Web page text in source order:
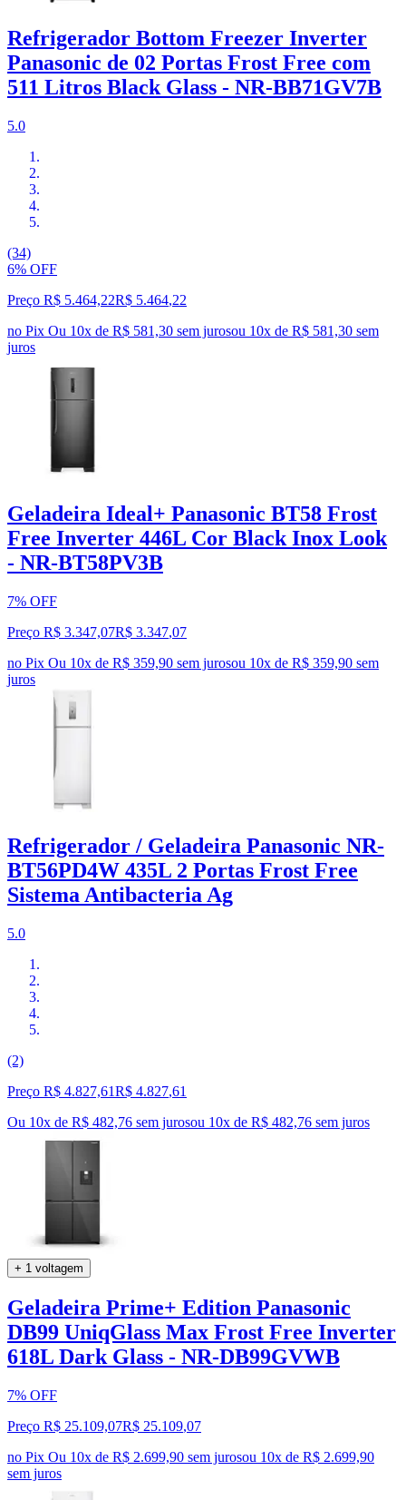
Refrigerador Bottom Freezer Inverter
Panasonic de 02 Portas Frost Free com
511 Litros Black Glass - NR-BB71GV7B
5.0
(34)
6% OFF
Preço R$ 5.464,22R$ 5.464,22
no Pix Ou 10x de R$ 581,30 sem jurosou 10x de R$ 581,30 sem
juros
Geladeira Ideal+ Panasonic BT58 Frost
Free Inverter 446L Cor Black Inox Look
- NR-BT58PV3B
7% OFF
Preço R$ 3.347,07R$ 3.347,07
no Pix Ou 10x de R$ 359,90 sem jurosou 10x de R$ 359,90 sem
juros
Refrigerador / Geladeira Panasonic NR-
BT56PD4W 435L 2 Portas Frost Free
Sistema Antibacteria Ag
5.0
(2)
Preço R$ 4.827,61R$ 4.827,61
Ou 10x de R$ 482,76 sem jurosou 10x de R$ 482,76 sem juros
+ 1 voltagem
Geladeira Prime+ Edition Panasonic
DB99 UniqGlass Max Frost Free Inverter
618L Dark Glass - NR-DB99GVWB
7% OFF
Preço R$ 25.109,07R$ 25.109,07
no Pix Ou 10x de R$ 2.699,90 sem jurosou 10x de R$ 2.699,90
sem juros